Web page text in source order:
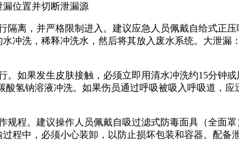
位置并切断泄漏源
离，并严格限制进入。建议应急人员佩戴自给式正
冲洗，稀释冲洗水，然后将其放入废水系统。大泄
如果发生皮肤接触，必须立即用清水冲洗约15分钟
酸氢钠溶液冲洗。如果伤员通过呼吸被吸入呼吸道，
程。建议操作人员佩戴自吸过滤式防毒面具（全面
程中，必须小心装卸，以防止损坏包装和容器。配备